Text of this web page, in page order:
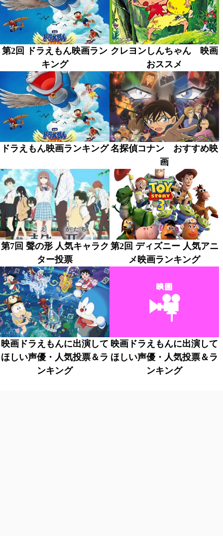
第2回 ドラえもん映画ラン
キング
クレヨンしんちゃん 映画
おススメ
ドラえもん映画ランキング 名探偵コナン おすすめ映
画
第7回 聲の形 人気キャラク
ター投票
第2回 ディズニー 人気アニ
メ映画ランキング
映画ドラえもんに出演して
ほしい声優・人気投票＆ラ
ンキング
映画ドラえもんに出演して
ほしい声優・人気投票＆ラ
ンキング